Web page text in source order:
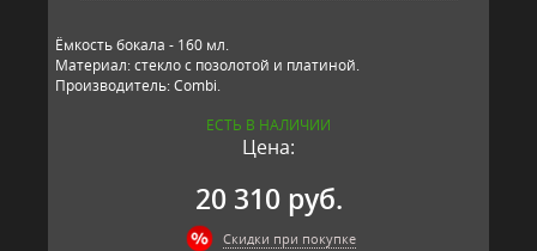
Ёмкость бокала - 160 мл.
Материал: стекло с позолотой и платиной.
Производитель: Combi.
ЕСТЬ В НАЛИЧИИ
Цена:
20 310 руб.
Скидки при покупке